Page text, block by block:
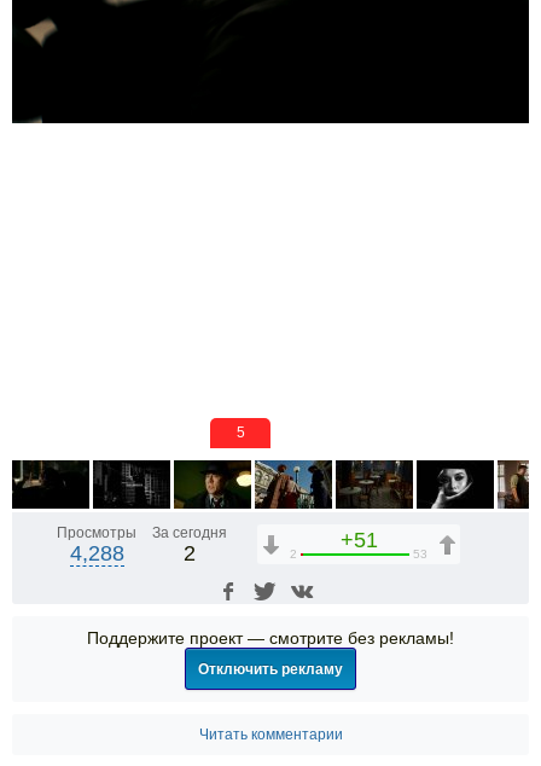
5
Просмотры
4,288
За сегодня
2
+51
2 53
Поддержите проект — смотрите без рекламы!
Отключить рекламу
Читать комментарии